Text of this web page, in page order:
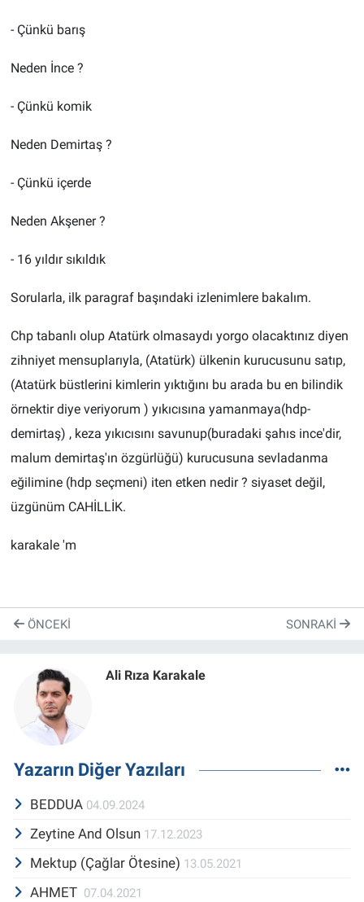
- Çünkü barış
Neden İnce ?
- Çünkü komik
Neden Demirtaş ?
- Çünkü içerde
Neden Akşener ?
- 16 yıldır sıkıldık
Sorularla, ilk paragraf başındaki izlenimlere bakalım.
Chp tabanlı olup Atatürk olmasaydı yorgo olacaktınız diyen
zihniyet mensuplarıyla, (Atatürk) ülkenin kurucusunu satıp,
(Atatürk büstlerini kimlerin yıktığını bu arada bu en bilindik
örnektir diye veriyorum ) yıkıcısına yamanmaya(hdp-
demirtaş) , keza yıkıcısını savunup(buradaki şahıs ince'dir,
malum demirtaş'ın özgürlüğü) kurucusuna sevladanma
eğilimine (hdp seçmeni) iten etken nedir ? siyaset değil,
üzgünüm CAHİLLİK.
karakale 'm
ÖNCEKI SONRAKI
Ali Rıza Karakale
Yazarın Diğer Yazıları
BEDDUA 04.09.2024
Zeytine And Olsun 17.12.2023
Mektup (Çağlar Ötesine) 13.05.2021
AHMET 07.04.2021